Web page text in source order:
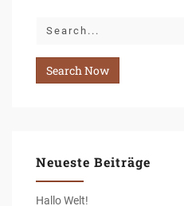
Neueste Beiträge
Hallo Welt!